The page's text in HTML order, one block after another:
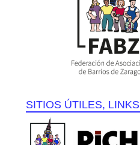
SITIOS ÚTILES, LINKS